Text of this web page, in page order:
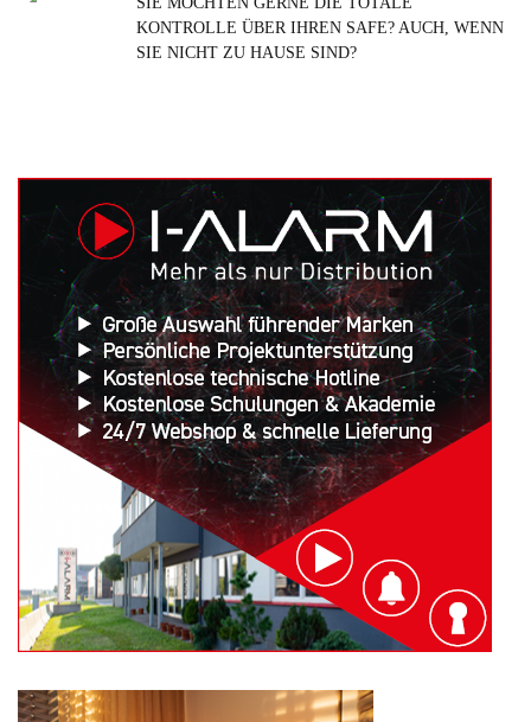
KONTROLLE ÜBER IHREN SAFE? AUCH, WENN
SIE NICHT ZU HAUSE SIND?